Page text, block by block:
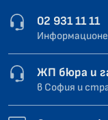
02 931 11 11
ЖП бюра и
в София и